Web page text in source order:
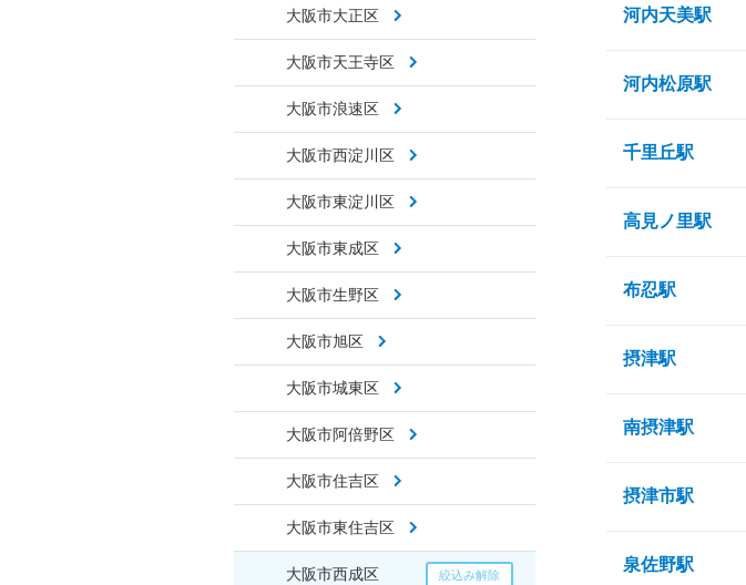
大阪市大正区
大阪市天王寺区
大阪市浪速区
大阪市西淀川区
大阪市東淀川区
大阪市東成区
大阪市生野区
大阪市旭区
大阪市城東区
大阪市阿倍野区
大阪市住吉区
大阪市東住吉区
大阪市西成区
河内天美駅
河内松原駅
千里丘駅
高見ノ里駅
布忍駅
摂津駅
南摂津駅
摂津市駅
泉佐野駅